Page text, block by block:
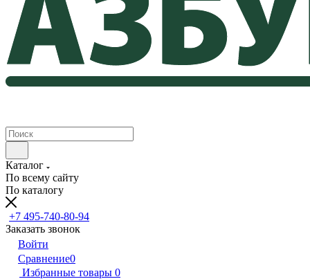
Каталог
По всему сайту
По каталогу
+7 495-740-80-94
Заказать звонок
Войти
Сравнение0
Избранные товары 0